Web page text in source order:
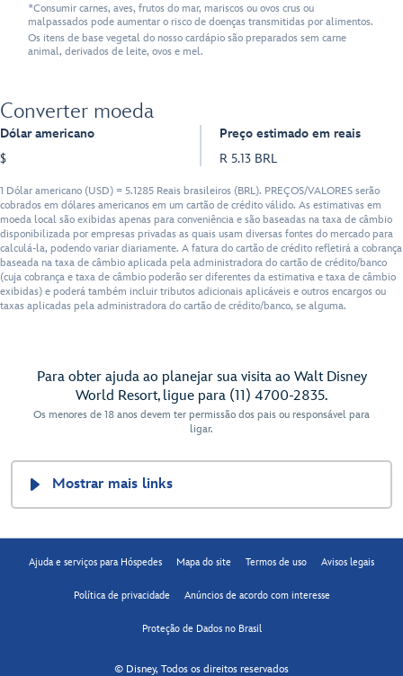
*Consumir carnes, aves, frutos do mar, mariscos ou ovos crus ou
malpassados pode aumentar o risco de doenças transmitidas por alimentos.
Os itens de base vegetal do nosso cardápio são preparados sem carne
animal, derivados de leite, ovos e mel.
Converter moeda
Dólar americano
$
Preço estimado em reais
R 5.13 BRL
1 Dólar americano (USD) = 5.1285 Reais brasileiros (BRL). PREÇOS/VALORES serão
cobrados em dólares americanos em um cartão de crédito válido. As estimativas em
moeda local são exibidas apenas para conveniência e são baseadas na taxa de câmbio
disponibilizada por empresas privadas as quais usam diversas fontes do mercado para
calculá-la, podendo variar diariamente. A fatura do cartão de crédito refletirá a cobrança
baseada na taxa de câmbio aplicada pela administradora do cartão de crédito/banco
(cuja cobrança e taxa de câmbio poderão ser diferentes da estimativa e taxa de câmbio
exibidas) e poderá também incluir tributos adicionais aplicáveis e outros encargos ou
taxas aplicadas pela administradora do cartão de crédito/banco, se alguma.
Para obter ajuda ao planejar sua visita ao Walt Disney
World Resort, ligue para (11) 4700-2835.
Os menores de 18 anos devem ter permissão dos pais ou responsável para
ligar.
Mostrar mais links
Ajuda e serviços para Hóspedes Mapa do site Termos de uso Avisos legais
Política de privacidade Anúncios de acordo com interesse
Proteção de Dados no Brasil
© Disney, Todos os direitos reservados